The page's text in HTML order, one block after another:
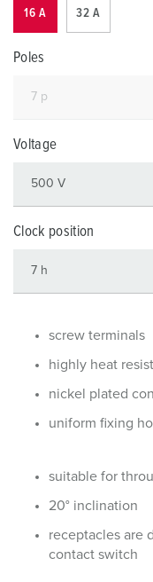
16 A 32 A
Poles
Voltage
Clock position
screw terminals
highly heat
nickel plated
uniform fixing
suitable for
20° inclination
receptacles are
contact switch